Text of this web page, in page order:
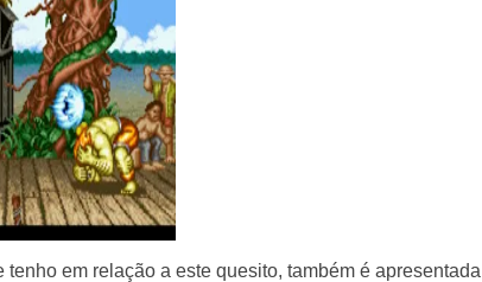
tenho em relação a este quesito, também é apresentada